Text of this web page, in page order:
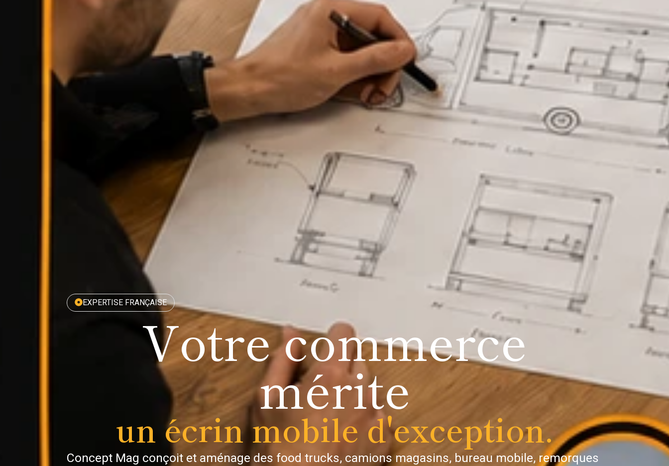
EXPERTISE FRANÇAISE
Votre commerce
mérite
un écrin mobile d'exception.
Concept Mag conçoit et aménage des food trucks, camions magasins, bureau mobile, remorques